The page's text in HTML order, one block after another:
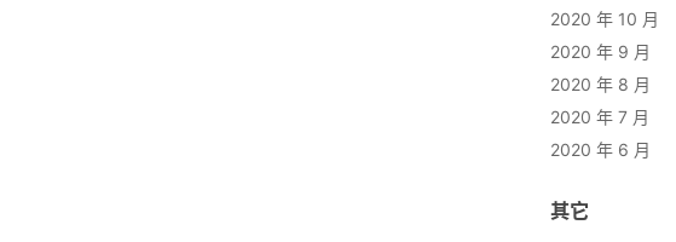
2020 年 10 月
2020 年 9 月
2020 年 8 月
2020 年 7 月
2020 年 6 月
其它